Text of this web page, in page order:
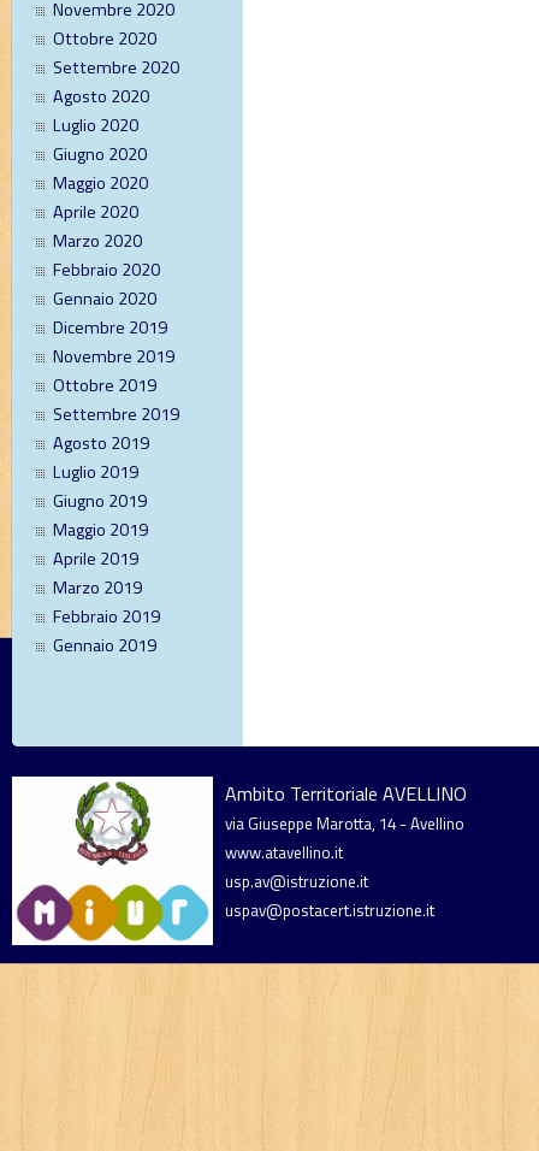
Novembre 2020
Ottobre 2020
Settembre 2020
Agosto 2020
Luglio 2020
Giugno 2020
Maggio 2020
Aprile 2020
Marzo 2020
Febbraio 2020
Gennaio 2020
Dicembre 2019
Novembre 2019
Ottobre 2019
Settembre 2019
Agosto 2019
Luglio 2019
Giugno 2019
Maggio 2019
Aprile 2019
Marzo 2019
Febbraio 2019
Gennaio 2019
Ambito Territoriale AVELLINO
via Giuseppe Marotta, 14 - Avellino
www.atavellino.it
usp.av@istruzione.it
uspav@postacert.istruzione.it